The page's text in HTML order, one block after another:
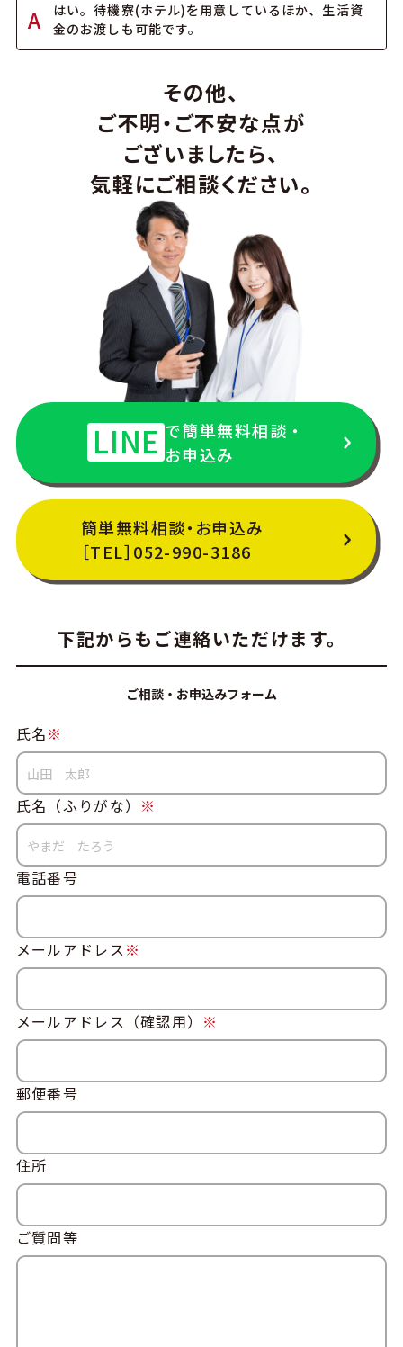
A はい。待機寮(ホテル)を用意しているほか、 生活資
金のお渡しも可能です。
その他、
ご不明・ご不安な点が
ございましたら、
気軽にご相談ください。
LINE で簡単無料相談・
お申込み
簡単無料相談・お申込み
［TEL］052-990-3186
下記からもご連絡いただけます。
ご相談・お申込みフォーム
氏名※
氏名（ふりがな） ※
電話番号
メールアドレス※
メールアドレス（確認用） ※
郵便番号
住所
ご質問等